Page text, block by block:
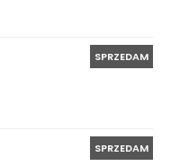
SPRZEDAM
SPRZEDAM